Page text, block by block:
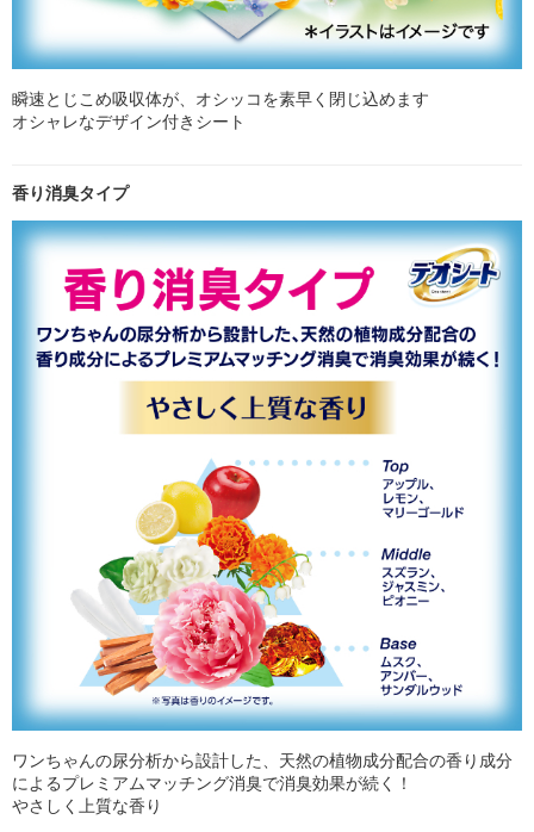
瞬速とじこめ吸収体が、オシッコを素早く閉じ込めます
オシャレなデザイン付きシート
香り消臭タイプ
ワンちゃんの尿分析から設計した、天然の植物成分配合の香り成分
によるプレミアムマッチング消臭で消臭効果が続く！
やさしく上質な香り